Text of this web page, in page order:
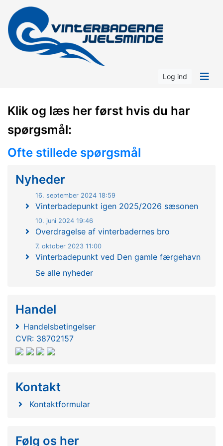
Log ind
Klik og læs her først hvis du har
spørgsmål:
Ofte stillede spørgsmål
Nyheder
16. september 2024 18:59
Vinterbadepunkt igen 2025/2026 sæsonen
10. juni 2024 19:46
Overdragelse af vinterbadernes bro
7. oktober 2023 11:00
Vinterbadepunkt ved Den gamle færgehavn
Se alle nyheder
Handel
Handelsbetingelser
CVR: 38702157
Kontakt
Kontaktformular
Følg os her